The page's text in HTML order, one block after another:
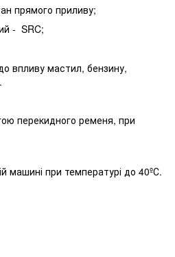
прямого приливу;
- SRC;
впливу мастил, бензину,
перекидного ременя, при
машині при температурі до 40ºС.